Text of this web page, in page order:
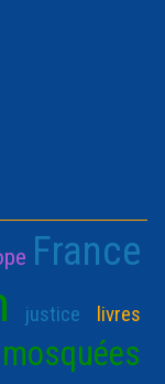
France
justice livres
mosquées